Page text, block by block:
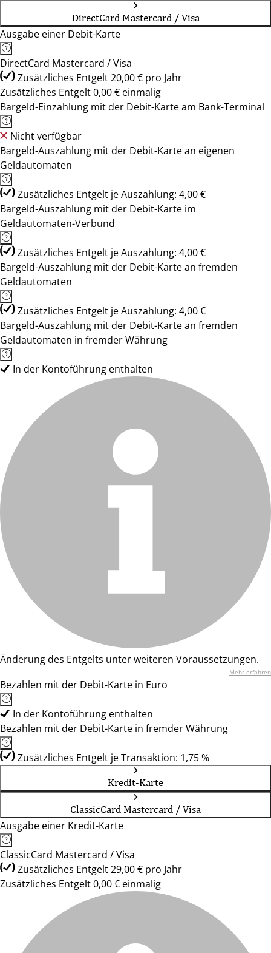
DirectCard Mastercard / Visa
Ausgabe einer Debit-Karte
DirectCard Mastercard / Visa
Zusätzliches Entgelt 20,00 € pro Jahr
Zusätzliches Entgelt 0,00 € einmalig
Bargeld-Einzahlung mit der Debit-Karte am Bank-Terminal
Nicht verfügbar
Bargeld-Auszahlung mit der Debit-Karte an eigenen
Geldautomaten
Zusätzliches Entgelt je Auszahlung: 4,00 €
Bargeld-Auszahlung mit der Debit-Karte im
Geldautomaten-Verbund
Zusätzliches Entgelt je Auszahlung: 4,00 €
Bargeld-Auszahlung mit der Debit-Karte an fremden
Geldautomaten
Zusätzliches Entgelt je Auszahlung: 4,00 €
Bargeld-Auszahlung mit der Debit-Karte an fremden
Geldautomaten in fremder Währung
In der Kontoführung enthalten
Änderung des Entgelts unter weiteren Voraussetzungen.
Mehr erfahren
Bezahlen mit der Debit-Karte in Euro
In der Kontoführung enthalten
Bezahlen mit der Debit-Karte in fremder Währung
Zusätzliches Entgelt je Transaktion: 1,75 %
Kredit-Karte
ClassicCard Mastercard / Visa
Ausgabe einer Kredit-Karte
ClassicCard Mastercard / Visa
Zusätzliches Entgelt 29,00 € pro Jahr
Zusätzliches Entgelt 0,00 € einmalig